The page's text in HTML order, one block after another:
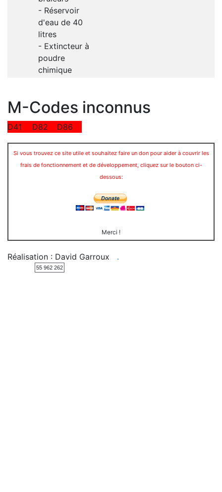
- Réservoir
d'eau de 40
litres
- Extincteur à
poudre
chimique
M-Codes inconnus
D41 D82 D86
Si vous trouvez ce site utile et souhaitez faire un don pour aider à couvrir les
frais de fonctionnement et de développement, cliquez sur le bouton ci-
dessous:
Merci !
Réalisation : David Garroux .
55 962 262